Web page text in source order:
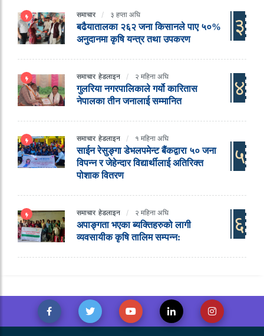
समाचार ३ हप्ता अघि
बढैयातालका २६२ जना किसानले पाए ५०%
अनुदानमा कृषि यन्त्र तथा उपकरण
३
समाचार हेडलाइन २ महिना अघि
गुलरिया नगरपालिकाले गर्यो कारितास
नेपालका तीन जनालाई सम्मानित
४
समाचार हेडलाइन १ महिना अघि
साईन रेसुङ्गा डेभलपमेन्ट बैंकद्वारा ५० जना
विपन्न र जेहेन्दार विद्यार्थीलाई अतिरिक्त
पोशाक वितरण
५
समाचार हेडलाइन २ महिना अघि
अपाङ्गता भएका ब्यक्तिहरुको लागी
व्यवसायीक कृषि तालिम सम्पन्न:
६